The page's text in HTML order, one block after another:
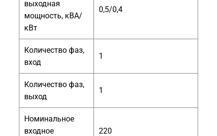
выходная
мощность, кВА/
кВт
0,5/0,4
Количество фаз,
вход
1
Количество фаз,
выход
1
Номинальное
входное
220